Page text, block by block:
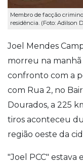
Membro de facção
residência. (Foto: Adilson
Joel Mendes
morreu na
confronto com a
com Rua 2, no
Dourados, a 225
tiros aconteceu
região oeste da
"Joel PCC" estava